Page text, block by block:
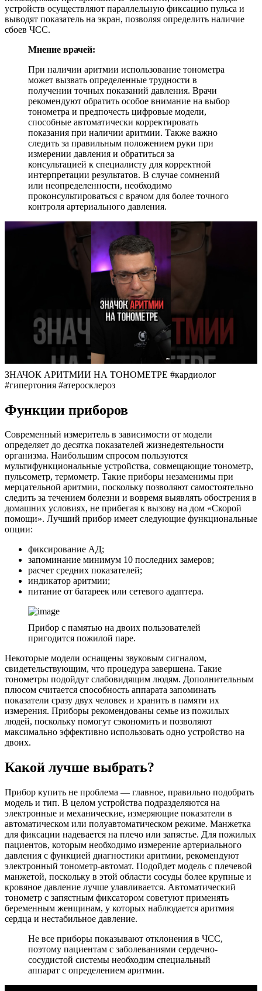
устройств осуществляют параллельную фиксацию пульса и
выводят показатель на экран, позволяя определить наличие
сбоев ЧСС.
Мнение врачей:
При наличии аритмии использование тонометра
может вызвать определенные трудности в
получении точных показаний давления. Врачи
рекомендуют обратить особое внимание на выбор
тонометра и предпочесть цифровые модели,
способные автоматически корректировать
показания при наличии аритмии. Также важно
следить за правильным положением руки при
измерении давления и обратиться за
консультацией к специалисту для корректной
интерпретации результатов. В случае сомнений
или неопределенности, необходимо
проконсультироваться с врачом для более точного
контроля артериального давления.
ЗНАЧОК АРИТМИИ НА ТОНОМЕТРЕ #кардиолог
#гипертония #атеросклероз
Функции приборов
Современный измеритель в зависимости от модели
определяет до десятка показателей жизнедеятельности
организма. Наибольшим спросом пользуются
мультифункциональные устройства, совмещающие тонометр,
пульсометр, термометр. Такие приборы незаменимы при
мерцательной аритмии, поскольку позволяют самостоятельно
следить за течением болезни и вовремя выявлять обострения в
домашних условиях, не прибегая к вызову на дом «Скорой
помощи». Лучший прибор имеет следующие функциональные
опции:
фиксирование АД;
запоминание минимум 10 последних замеров;
расчет средних показателей;
индикатор аритмии;
питание от батареек или сетевого адаптера.
Прибор с памятью на двоих пользователей
пригодится пожилой паре.
Некоторые модели оснащены звуковым сигналом,
свидетельствующим, что процедура завершена. Такие
тонометры подойдут слабовидящим людям. Дополнительным
плюсом считается способность аппарата запоминать
показатели сразу двух человек и хранить в памяти их
измерения. Приборы рекомендованы семье из пожилых
людей, поскольку помогут сэкономить и позволяют
максимально эффективно использовать одно устройство на
двоих.
Какой лучше выбрать?
Прибор купить не проблема — главное, правильно подобрать
модель и тип. В целом устройства подразделяются на
электронные и механические, измеряющие показатели в
автоматическом или полуавтоматическом режиме. Манжетка
для фиксации надевается на плечо или запястье. Для пожилых
пациентов, которым необходимо измерение артериального
давления с функцией диагностики аритмии, рекомендуют
электронный тонометр-автомат. Подойдет модель с плечевой
манжетой, поскольку в этой области сосуды более крупные и
кровяное давление лучше улавливается. Автоматический
тонометр с запястным фиксатором советуют применять
беременным женщинам, у которых наблюдается аритмия
сердца и нестабильное давление.
Не все приборы показывают отклонения в ЧСС,
поэтому пациентам с заболеваниями сердечно-
сосудистой системы необходим специальный
аппарат с определением аритмии.